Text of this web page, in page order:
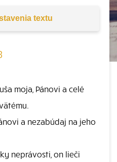
textu
moja, Pánovi a celé
a nezabúdaj na jeho
neprávosti, on lieči